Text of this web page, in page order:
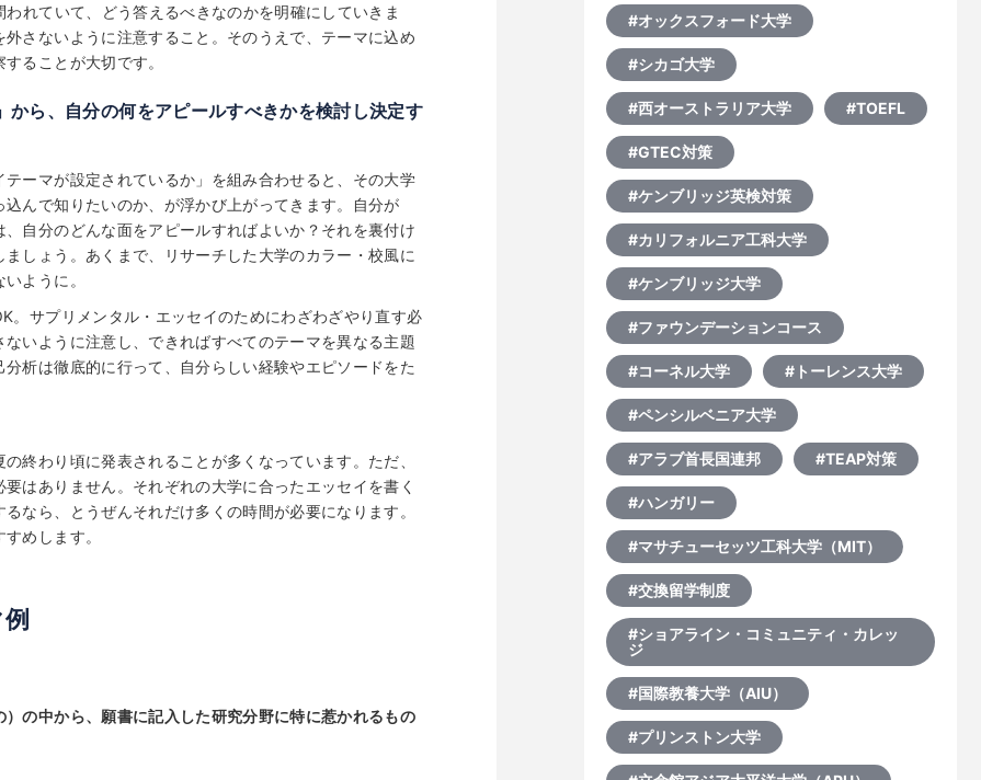
れていて、どう答えるべきなのかを明確にしていきま
さないように注意すること。そのうえで、テーマに込め
ることが大切です。
ら、自分の何をアピールすべきかを検討し決定す
ーマが設定されているか」を組み合わせると、その大学
んで知りたいのか、が浮かび上がってきます。自分が
自分のどんな面をアピールすればよいか？それを裏付け
しょう。あくまで、リサーチした大学のカラー・校風に
ように。
。サプリメンタル・エッセイのためにわざわざやり直す必
いように注意し、できればすべてのテーマを異なる主題
析は徹底的に行って、自分らしい経験やエピソードをた
終わり頃に発表されることが多くなっています。ただ、
はありません。それぞれの大学に合ったエッセイを書く
なら、とうぜんそれだけ多くの時間が必要になります。
めします。
の中から、願書に記入した研究分野に特に惹かれるもの
#オックスフォード大学
#シカゴ大学
#西オーストラリア大学 #TOEFL
#GTEC対策
#ケンブリッジ英検対策
#カリフォルニア工科大学
#ケンブリッジ大学
#ファウンデーションコース
#コーネル大学 #トーレンス大学
#ペンシルベニア大学
#アラブ首長国連邦 #TEAP対策
#ハンガリー
#マサチューセッツ工科大学（MIT）
#交換留学制度
#ショアライン・コミュニティ・カレッ
ジ
#国際教養大学（AIU）
#プリンストン大学